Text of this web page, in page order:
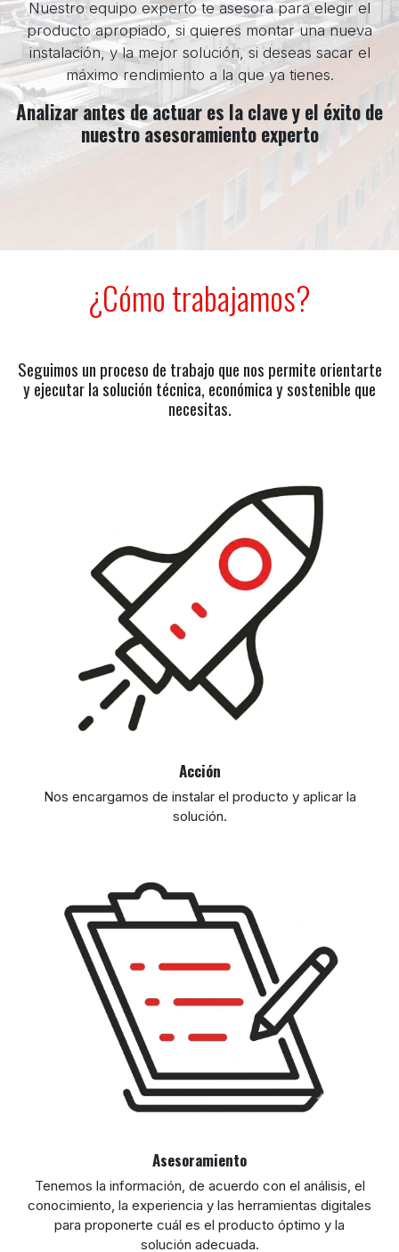
Nuestro equipo experto te asesora para elegir el
producto apropiado, si quieres montar una nueva
instalación, y la mejor solución, si deseas sacar el
máximo rendimiento a la que ya tienes.
Analizar antes de actuar es la clave y el éxito de
nuestro asesoramiento experto
¿Cómo trabajamos?
Seguimos un proceso de trabajo que nos permite orientarte
y ejecutar la solución técnica, económica y sostenible que
necesitas.
Acción
Nos encargamos de instalar el producto y aplicar la
solución.
Asesoramiento
Tenemos la información, de acuerdo con el análisis, el
conocimiento, la experiencia y las herramientas digitales
para proponerte cuál es el producto óptimo y la
solución adecuada.